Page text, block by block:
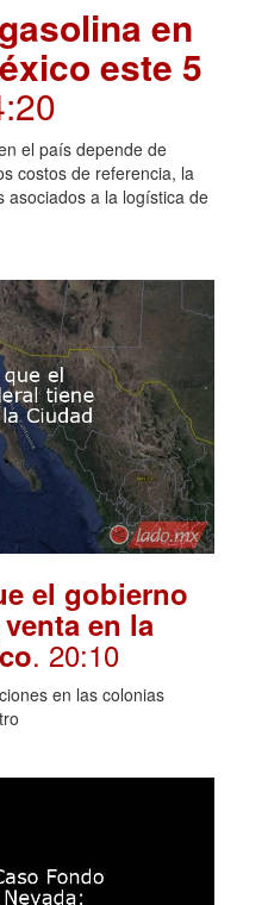
en
este 5
el país depende de
costos de referencia, la
asociados a la logística de
el gobierno
en la
. 20:10
en las colonias